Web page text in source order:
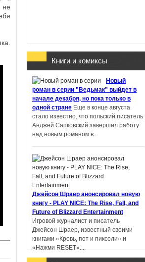
призраки - Джон Бойн
Пандемониум. Город
тёмных секретов -
Ученик рейнджера.
Руины Горлана - Джон
Фланаган
Книги и комиксы
Новый
роман в серии "Ведьмак" выйдет в
начале декабря, но пока только в
одной стране Еще в конце августа
стало известно, что польский писатель
Анджей Сапковский завершил работу
над новым романом в...
Джейсон Шраер анонсировал новую
книгу - PLAY NICE: The Rise, Fall, and
Future of Blizzard Entertainment
Игровой журналист и писатель
Джейсон Шраер, известный своими
книгами «Кровь, пот и пиксели» и
«Нажми RESET»,...